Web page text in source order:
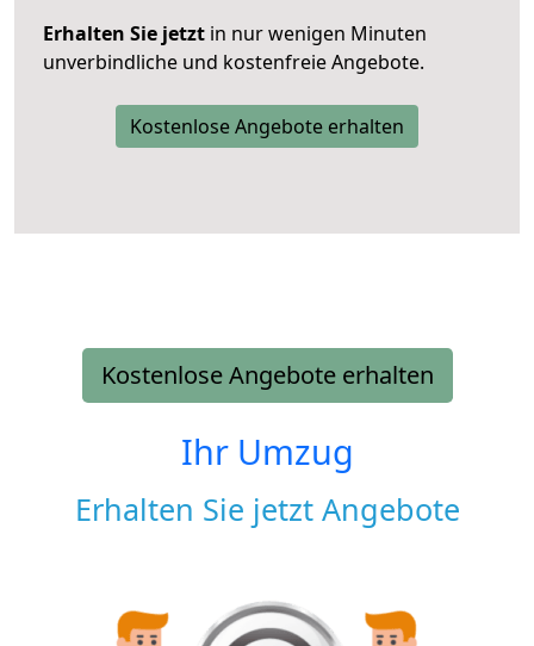
Erhalten Sie jetzt in nur wenigen Minuten
unverbindliche und kostenfreie Angebote.
Kostenlose Angebote erhalten
Kostenlose Angebote erhalten
Ihr Umzug
Erhalten Sie jetzt Angebote